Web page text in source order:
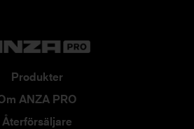
Produkter
ANZA PRO
Återförsäljare